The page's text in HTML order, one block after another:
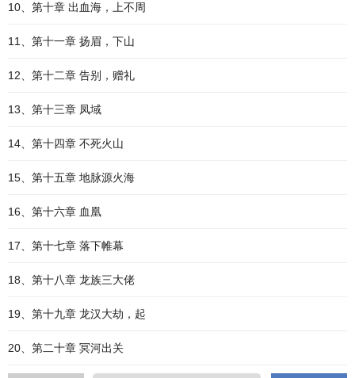
10、第十章 出血海，上不周
11、第十一章 扬眉，下山
12、第十二章 告别，赠礼
13、第十三章 凤域
14、第十四章 不死火山
15、第十五章 地脉源火海
16、第十六章 血凰
17、第十七章 落下帷幕
18、第十八章 龙族三大佬
19、第十九章 龙汉大劫，起
20、第二十章 冥河出关